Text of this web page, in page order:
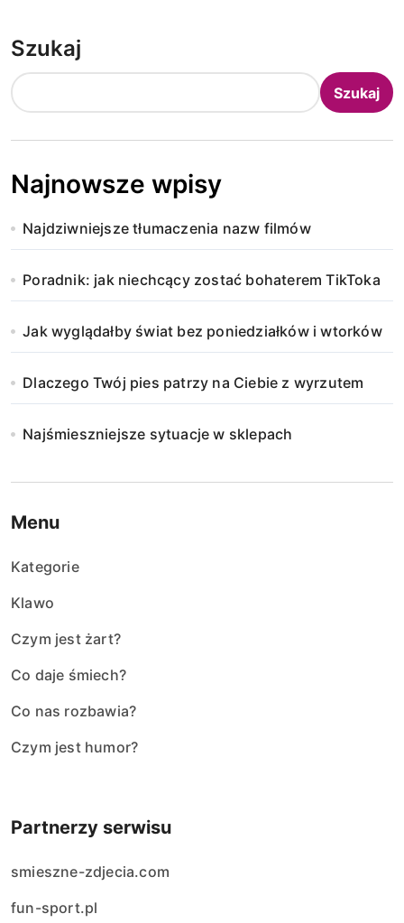
Szukaj
Szukaj
Najnowsze wpisy
Najdziwniejsze tłumaczenia nazw filmów
Poradnik: jak niechcący zostać bohaterem TikToka
Jak wyglądałby świat bez poniedziałków i wtorków
Dlaczego Twój pies patrzy na Ciebie z wyrzutem
Najśmieszniejsze sytuacje w sklepach
Menu
Kategorie
Klawo
Czym jest żart?
Co daje śmiech?
Co nas rozbawia?
Czym jest humor?
Partnerzy serwisu
smieszne-zdjecia.com
fun-sport.pl